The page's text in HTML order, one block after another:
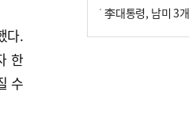
다.
한
수